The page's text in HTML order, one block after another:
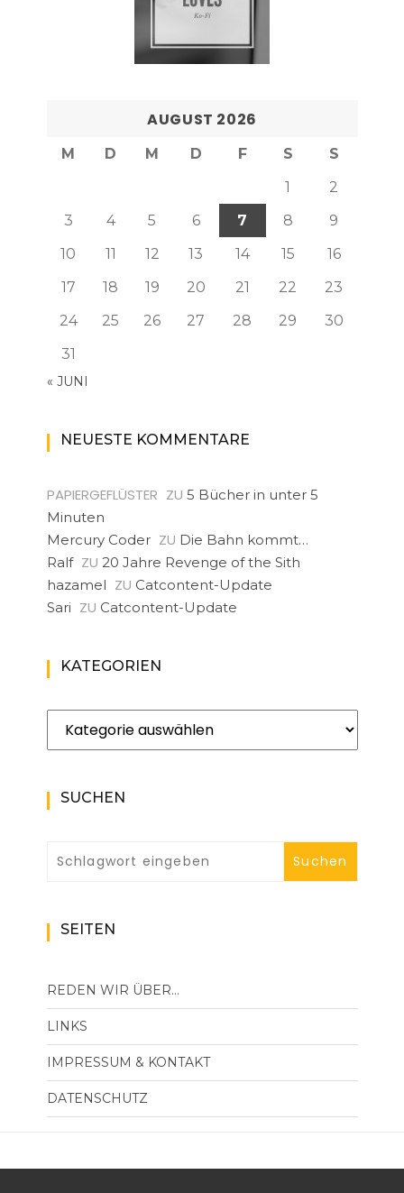
AUGUST 2026
M D M D F S
S
1
2
3
4 5 6 7 8
9
10
11 12 13 14 15
16
17
18 19 20 21 22
23
24
25 26 27 28 29
30
31
« JUNI
NEUESTE KOMMENTARE
PAPIERGEFLÜSTER ZU 5 Bücher in unter 5
Minuten
Mercury Coder ZU Die Bahn kommt…
Ralf ZU 20 Jahre Revenge of the Sith
hazamel ZU Catcontent-Update
Sari ZU Catcontent-Update
KATEGORIEN
Kategorien
SUCHEN
SEITEN
REDEN WIR ÜBER…
LINKS
IMPRESSUM & KONTAKT
DATENSCHUTZ